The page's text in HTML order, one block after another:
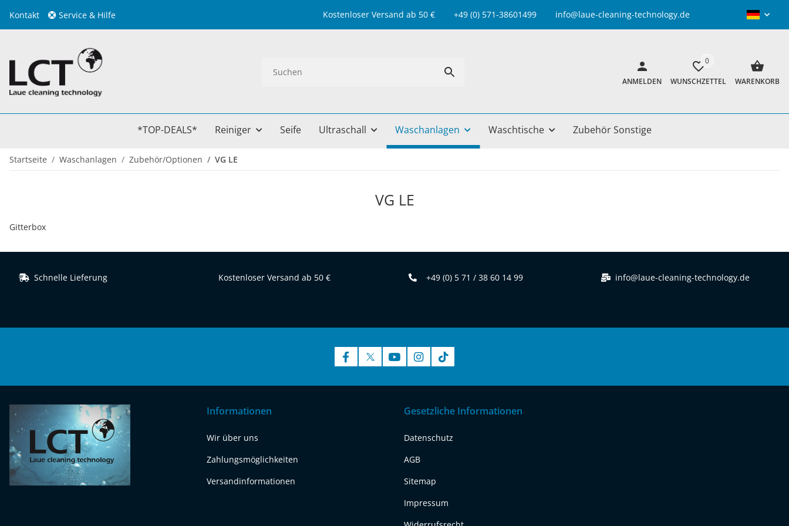
Kontakt Service & Hilfe Kostenloser Versand ab 50 € +49 (0) 571-38601499 info@laue-cleaning-technology.de
ANMELDEN
0
WUNSCHZETTEL WARENKORB
*TOP-DEALS* Reiniger Seife Ultraschall Waschanlagen Waschtische Zubehör Sonstige
Startseite Waschanlagen Zubehör/Optionen VG LE
VG LE
Gitterbox
Schnelle Lieferung Kostenloser Versand ab 50 € +49 (0) 5 71 / 38 60 14 99 info@laue-cleaning-technology.de
Informationen
Wir über uns
Zahlungsmöglichkeiten
Versandinformationen
Gesetzliche Informationen
Datenschutz
AGB
Sitemap
Impressum